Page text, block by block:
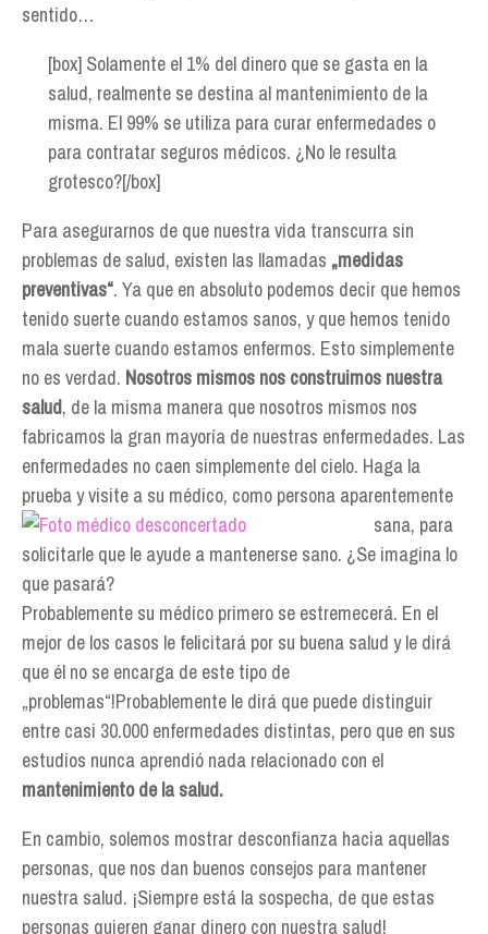
sentido…
[box] Solamente el 1% del dinero que se gasta en la
salud, realmente se destina al mantenimiento de la
misma. El 99% se utiliza para curar enfermedades o
para contratar seguros médicos. ¿No le resulta
grotesco?[/box]
Para asegurarnos de que nuestra vida transcurra sin
problemas de salud, existen las llamadas „medidas
preventivas“. Ya que en absoluto podemos decir que hemos
tenido suerte cuando estamos sanos, y que hemos tenido
mala suerte cuando estamos enfermos. Esto simplemente
no es verdad. Nosotros mismos nos construimos nuestra
salud, de la misma manera que nosotros mismos nos
fabricamos la gran mayoría de nuestras enfermedades. Las
enfermedades no caen simplemente del cielo. Haga la
prueba y visite a su médico, como persona aparentemente
sana, para
solicitarle que le ayude a mantenerse sano. ¿Se imagina lo
que pasará?
Probablemente su médico primero se estremecerá. En el
mejor de los casos le felicitará por su buena salud y le dirá
que él no se encarga de este tipo de
„problemas“!Probablemente le dirá que puede distinguir
entre casi 30.000 enfermedades distintas, pero que en sus
estudios nunca aprendió nada relacionado con el
mantenimiento de la salud.
En cambio, solemos mostrar desconfianza hacia aquellas
personas, que nos dan buenos consejos para mantener
nuestra salud. ¡Siempre está la sospecha, de que estas
personas quieren ganar dinero con nuestra salud!